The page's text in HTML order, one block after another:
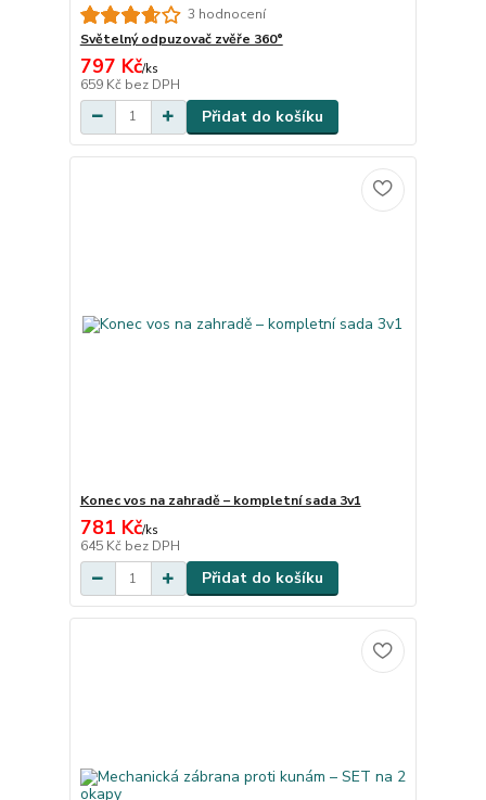
3 hodnocení
Světelný odpuzovač zvěře 360°
797 Kč/ks
659 Kč bez DPH
Přidat do košíku
Konec vos na zahradě – kompletní sada 3v1
781 Kč/ks
645 Kč bez DPH
Přidat do košíku